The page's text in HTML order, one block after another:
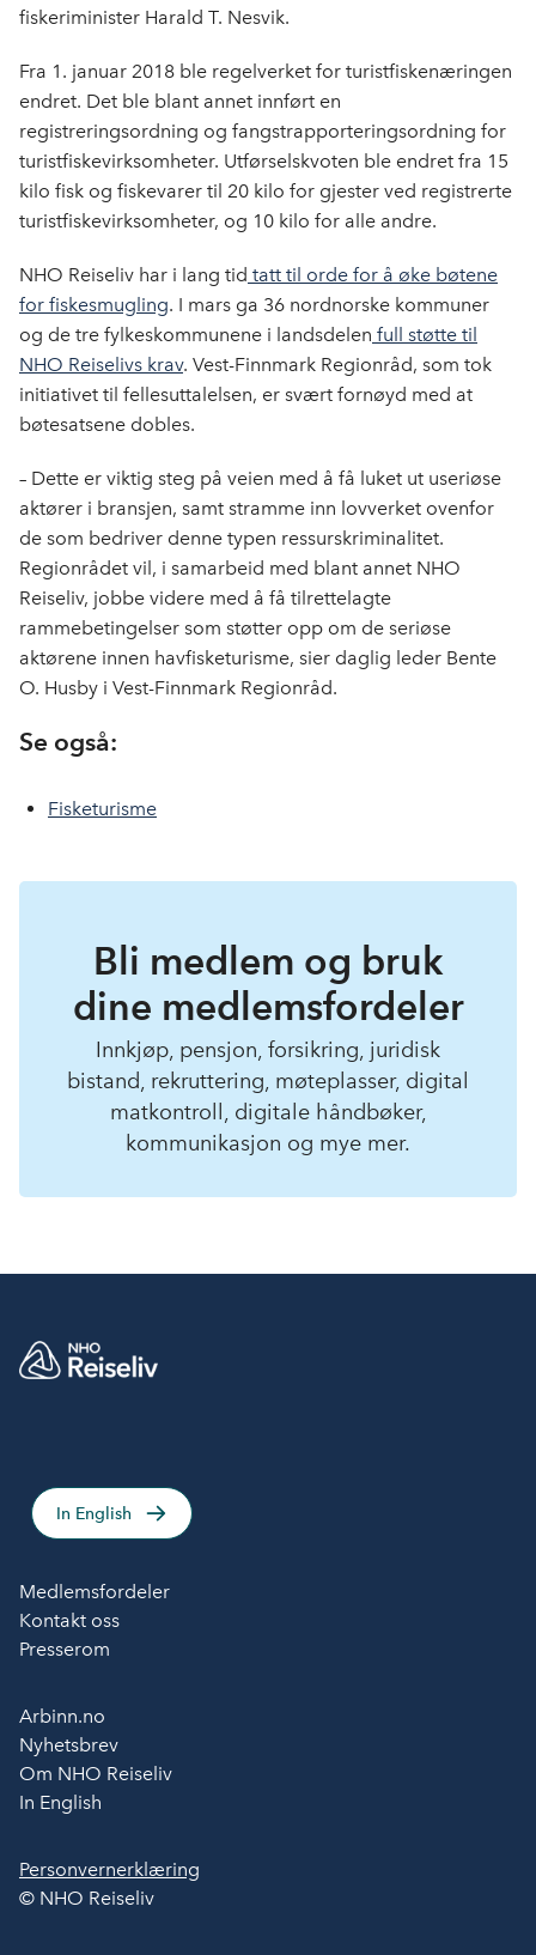
fiskeriminister Harald T. Nesvik.
Fra 1. januar 2018 ble regelverket for turistfiskenæringen
endret. Det ble blant annet innført en
registreringsordning og fangstrapporteringsordning for
turistfiskevirksomheter. Utførselskvoten ble endret fra 15
kilo fisk og fiskevarer til 20 kilo for gjester ved registrerte
turistfiskevirksomheter, og 10 kilo for alle andre.
NHO Reiseliv har i lang tid tatt til orde for å øke bøtene
for fiskesmugling. I mars ga 36 nordnorske kommuner
og de tre fylkeskommunene i landsdelen full støtte til
NHO Reiselivs krav. Vest-Finnmark Regionråd, som tok
initiativet til fellesuttalelsen, er svært fornøyd med at
bøtesatsene dobles.
– Dette er viktig steg på veien med å få luket ut useriøse
aktører i bransjen, samt stramme inn lovverket ovenfor
de som bedriver denne typen ressurskriminalitet.
Regionrådet vil, i samarbeid med blant annet NHO
Reiseliv, jobbe videre med å få tilrettelagte
rammebetingelser som støtter opp om de seriøse
aktørene innen havfisketurisme, sier daglig leder Bente
O. Husby i Vest-Finnmark Regionråd.
Se også:
Fisketurisme
Bli medlem og bruk
dine medlemsfordeler
Innkjøp, pensjon, forsikring, juridisk
bistand, rekruttering, møteplasser, digital
matkontroll, digitale håndbøker,
kommunikasjon og mye mer.
In English
Medlemsfordeler
Kontakt oss
Presserom
Arbinn.no
Nyhetsbrev
Om NHO Reiseliv
In English
Personvernerklæring
© NHO Reiseliv